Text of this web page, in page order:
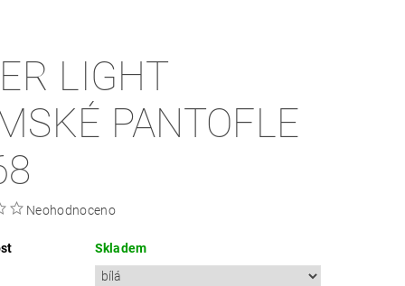
ÚDAJŮ
LIGHT
PANTOFLE
Neohodnoceno
Skladem